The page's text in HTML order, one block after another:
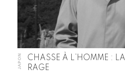
JAPON
CHASSE À L’HOMME :
RAGE